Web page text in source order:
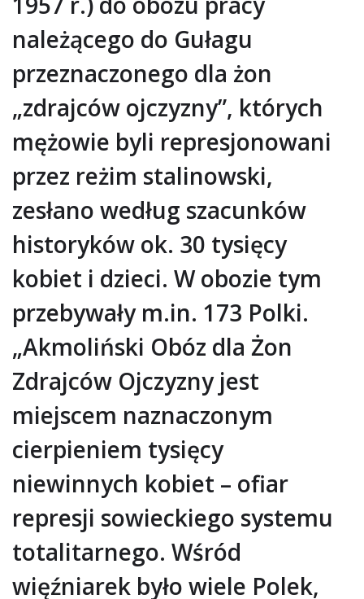
należącego do Gułagu
przeznaczonego dla żon
„zdrajców ojczyzny”, których
mężowie byli represjonowani
przez reżim stalinowski,
zesłano według szacunków
historyków ok. 30 tysięcy
kobiet i dzieci. W obozie tym
przebywały m.in. 173 Polki.
„Akmoliński Obóz dla Żon
Zdrajców Ojczyzny jest
miejscem naznaczonym
cierpieniem tysięcy
niewinnych kobiet – ofiar
represji sowieckiego systemu
totalitarnego. Wśród
więźniarek było wiele Polek,